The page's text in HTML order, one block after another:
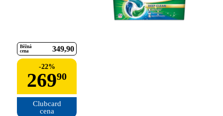
Běžná
cena
349 90
-22%
26990
Clubcard
cena